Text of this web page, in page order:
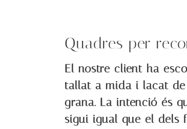
Quadres per
El nostre client ha
tallat a mida i lacat
grana. La intenció és
sigui igual que el dels